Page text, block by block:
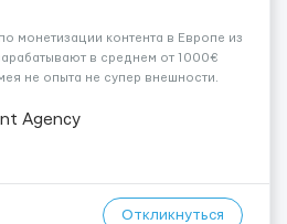
монетизации контента в Европе из
в среднем от 1000€
не опыта не супер внешности.
с опытом. Что мы предлаг...
Agency
Откликнуться